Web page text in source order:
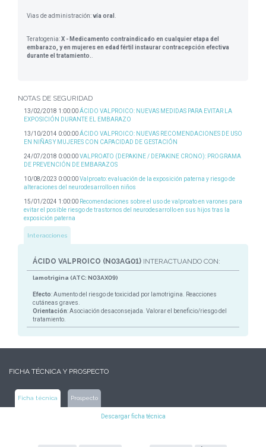
Vias de administración:vía oral
Teratogenia:X - Medicamento contraindicado en cualquier etapa del
embarazo, y en mujeres en edad fértil instaurar contracepción efectiva
durante el tratamiento.
NOTAS DE SEGURIDAD
13/02/2018 1:00:00ÁCIDO VALPROICO: NUEVAS MEDIDAS PARA EVITAR LA
EXPOSICIÓN DURANTE EL EMBARAZO
13/10/2014 0:00:00ÁCIDO VALPROICO: NUEVAS RECOMENDACIONES DE USO
EN NIÑAS Y MUJERES CON CAPACIDAD DE GESTACIÓN
24/07/2018 0:00:00VALPROATO (DEPAKINE / DEPAKINE CRONO): PROGRAMA
DE PREVENCIÓN DE EMBARAZOS
10/08/2023 0:00:00Valproato: evaluación de la exposición paterna y riesgo de
alteraciones del neurodesarrollo en niños
15/01/2024 1:00:00 Recomendaciones sobre el uso de valproato en varones para
evitar el posible riesgo de trastornos del neurodesarrollo en sus hijos tras la
exposición paterna
Interacciones
ÁCIDO VALPROICO (N03AG01) INTERACTUANDO CON:
lamotrigina (ATC: N03AX09)
Efecto: Aumento del riesgo de toxicidad por lamotrigina. Reacciones
cutáneas graves.
Orientación: Asociación desaconsejada. Valorar el beneficio/riesgo del
tratamiento.
FICHA TÉCNICA Y PROSPECTO
Ficha técnica Prospecto
Descargar ficha técnica